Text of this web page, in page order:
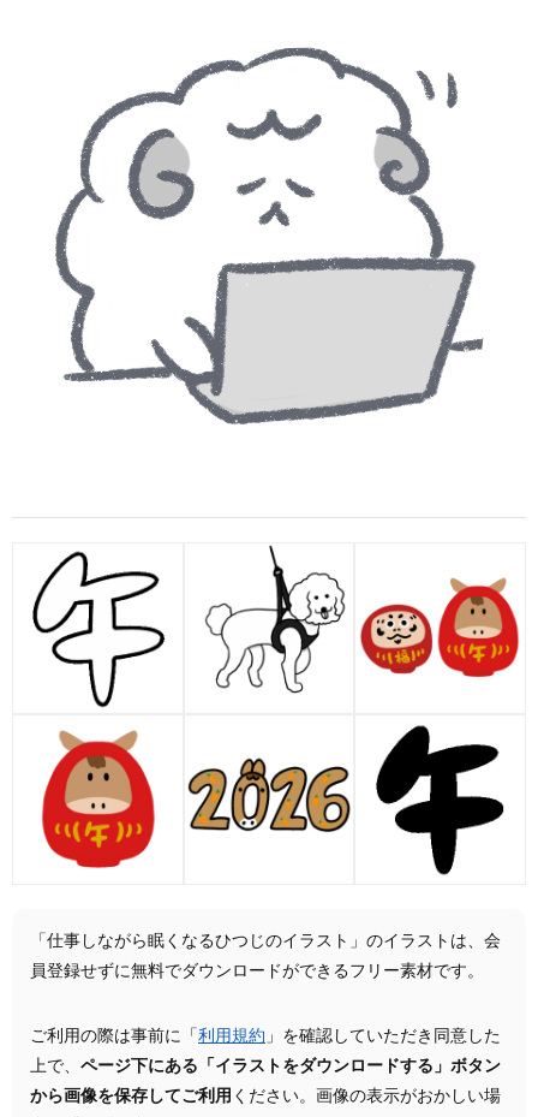
「仕事しながら眠くなるひつじのイラスト」のイラストは、会
員登録せずに無料でダウンロードができるフリー素材です。
ご利用の際は事前に「 利用規約 」を確認していただき同意した
上で、 ページ下にある「イラストをダウンロードする」ボタン
から画像を保存してご利用 ください。画像の表示がおかしい場